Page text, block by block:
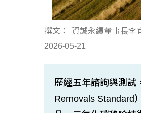
撰文： 資誠永續董事長
2026-05-21
歷經五年諮詢與測試
Removals Standard